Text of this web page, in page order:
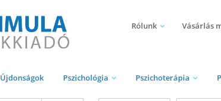
Rólunk Vásárlás
Újdonságok Pszichológia Pszichoterápia